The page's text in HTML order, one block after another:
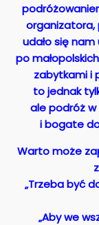
organizatora,
udało się
po
zabytkami i
to jednak
ale podróż w
i bogate
Warto może
„Trzeba być
„Aby we